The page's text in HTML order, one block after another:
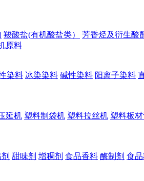
羧酸盐(有机酸盐类） 芳香烃及衍生酸
原料
染料 冰染染料 碱性染料 阳离子染料
延机 塑料制袋机 塑料拉丝机 塑料板
甜味剂 增稠剂 食品香料 酶制剂 食品